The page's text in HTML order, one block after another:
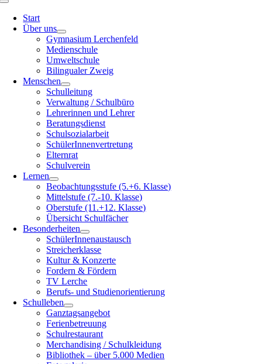
Toggle
Navigation
Start
Über uns
Gymnasium Lerchenfeld
Medienschule
Umweltschule
Bilingualer Zweig
Menschen
Schulleitung
Verwaltung / Schulbüro
Lehrerinnen und Lehrer
Beratungsdienst
Schulsozialarbeit
SchülerInnenvertretung
Elternrat
Schulverein
Lernen
Beobachtungsstufe (5.+6. Klasse)
Mittelstufe (7.-10. Klasse)
Oberstufe (11.+12. Klasse)
Übersicht Schulfächer
Besonderheiten
SchülerInnenaustausch
Streicherklasse
Kultur & Konzerte
Fordern & Fördern
TV Lerche
Berufs- und Studienorientierung
Schulleben
Ganztagsangebot
Ferienbetreuung
Schulrestaurant
Merchandising / Schulkleidung
Bibliothek – über 5.000 Medien